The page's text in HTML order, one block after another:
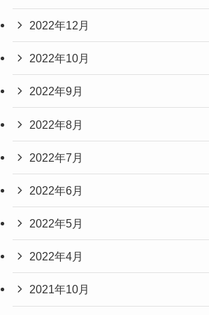
2022年12月
2022年10月
2022年9月
2022年8月
2022年7月
2022年6月
2022年5月
2022年4月
2021年10月